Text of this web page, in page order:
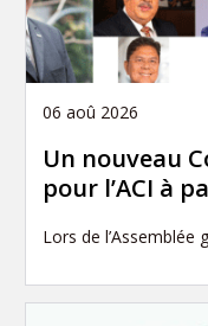
06 aoû 2026
Un nouveau
pour l’ACI à
Lors de l’Assemblée